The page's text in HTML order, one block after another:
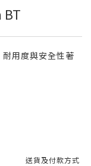
BT
用度與安全性著
送貨及付款方式